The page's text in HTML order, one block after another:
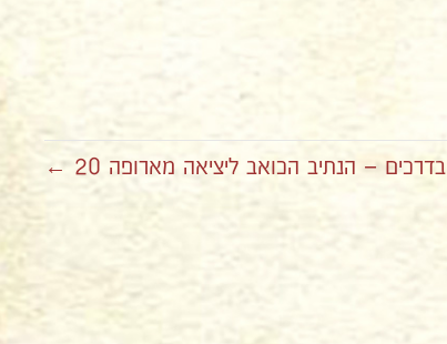
בדרכים – הנתיב הכואב ליציאה מארופה 20 ←